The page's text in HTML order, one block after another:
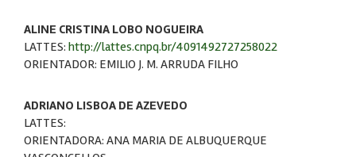
ALINE CRISTINA LOBO NOGUEIRA
LATTES: http://lattes.cnpq.br/4091492727258022
ORIENTADOR: EMILIO J. M. ARRUDA FILHO
ADRIANO LISBOA DE AZEVEDO
LATTES:
ORIENTADORA: ANA MARIA DE ALBUQUERQUE